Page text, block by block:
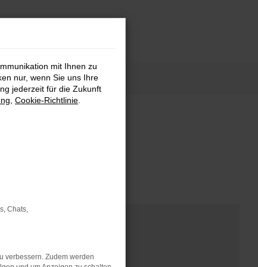
mit Ihnen zu
nur, wenn Sie uns Ihre
jederzeit für die Zukunft
Cookie-Richtlinie
Chats,
verbessern. Zudem werden